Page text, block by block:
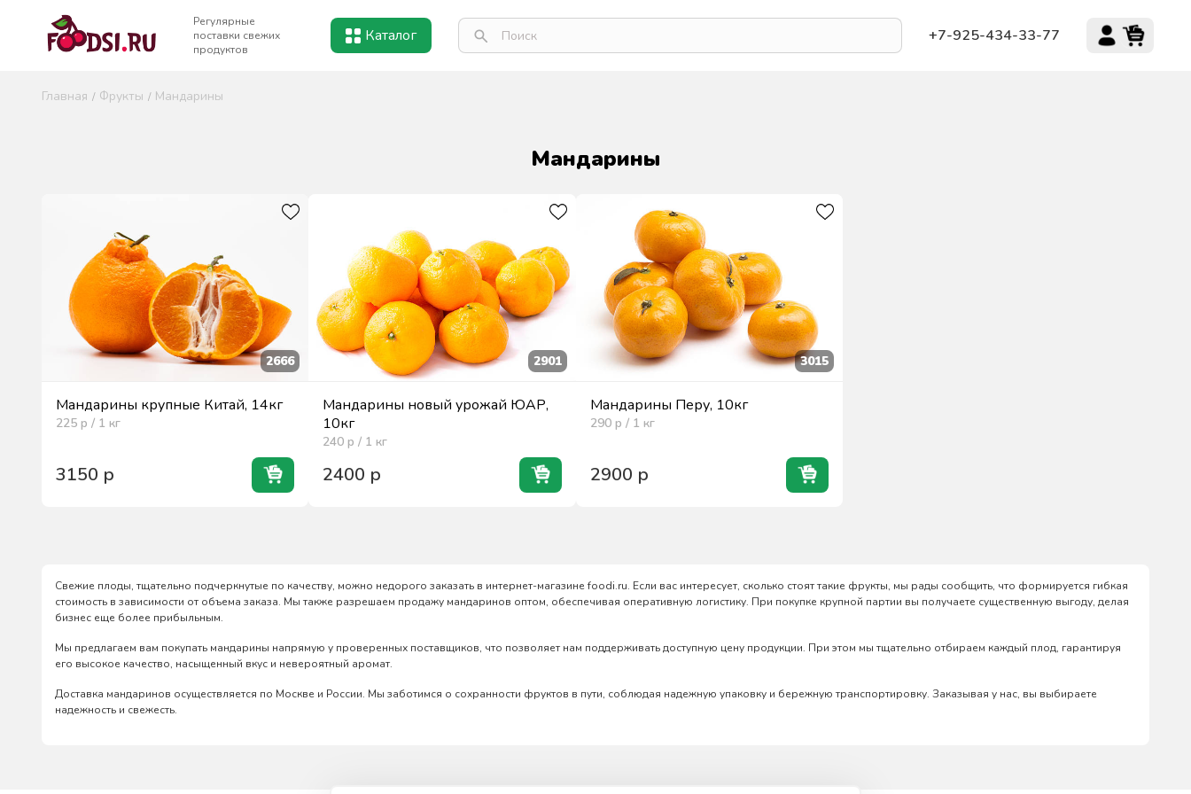
Регулярные
поставки свежих
продуктов
Каталог +7-925-434-33-77
Главная Фрукты Мандарины
Мандарины
2666
Мандарины крупные Китай, 14кг
225 р / 1 кг
3150 р
2901
Мандарины новый урожай ЮАР,
10кг
240 р / 1кг
2400 р
3015
Мандарины Перу, 10кг
290р / 1 кг
2900 р
Свежие плоды, тщательно подчеркнутые по качеству, можно недорого заказать в интернет-магазине foodi.ru. Если вас интересует, сколько стоят такие фрукты, мы рады сообщить, что формируется гибкая
стоимость в зависимости от объема заказа. Мы также разрешаем продажу мандаринов оптом, обеспечивая оперативную логистику. При покупке крупной партии вы получаете существенную выгоду, делая
бизнес еще более прибыльным.
Мы предлагаем вам покупать мандарины напрямую у проверенных поставщиков, что позволяет нам поддерживать доступную цену продукции. При этом мы тщательно отбираем каждый плод, гарантируя
его высокое качество, насыщенный вкус и невероятный аромат.
Доставка мандаринов осуществляется по Москве и России. Мы заботимся о сохранности фруктов в пути, соблюдая надежную упаковку и бережную транспортировку. Заказывая у нас, вы выбираете
надежность и свежесть.